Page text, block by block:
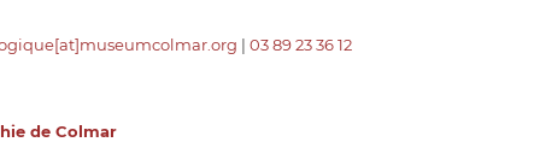
| 03 89 23 36 12
de Colmar